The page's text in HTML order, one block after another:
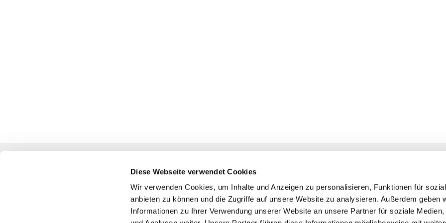
Diese Webseite verwendet Cookies
Wir verwenden Cookies, um Inhalte und Anzeigen zu personalisieren, Funktionen für
anbieten zu können und die Zugriffe auf unsere Website zu analysieren. Außerdem geben
Informationen zu Ihrer Verwendung unserer Website an unsere Partner für soziale Medien,
Katholische Kirchengemeinde
Pfarrei St. Benedikt Teltow-Fläming
Veranstaltungen
Pfarrbüro
Prävention